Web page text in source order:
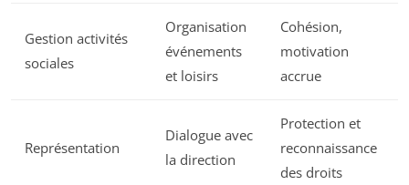
Gestion activités
sociales
Organisation
événements
et loisirs
Cohésion,
motivation
accrue
Représentation
Dialogue avec
la direction
Protection et
reconnaissance
des droits